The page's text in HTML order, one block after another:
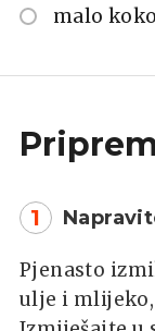
malo
1
Pjenasto
ulje i mlijeko,